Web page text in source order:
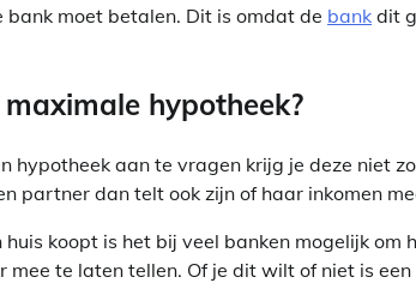
moet betalen. Dit is omdat de bank dit
hypotheek?
hypotheek aan te vragen krijg je deze niet
partner dan telt ook zijn of haar inkomen
koopt is het bij veel banken mogelijk om
te laten tellen. Of je dit wilt of niet is een